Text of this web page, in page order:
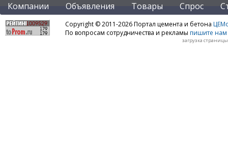
Компании Объявления Товары Спрос
Copyright © 2011-2026 Портал цемента и бетона
По вопросам сотрудничества и рекламы пишите нам
загрузка